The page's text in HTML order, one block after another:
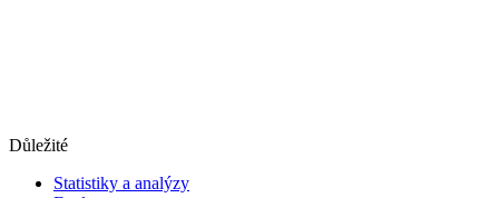
Důležité
Statistiky a analýzy